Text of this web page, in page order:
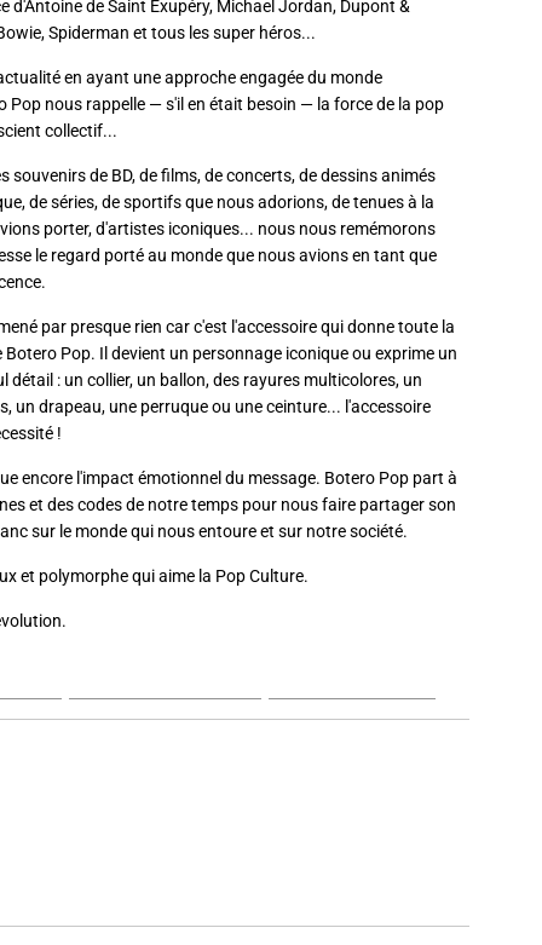
d'Antoine de Saint Exupéry, Michael Jordan, Dupont &
Spiderman et tous les super héros...
en ayant une approche engagée du monde
Pop nous rappelle — s'il en était besoin — la force de la pop
collectif...
souvenirs de BD, de films, de concerts, de dessins animés
de séries, de sportifs que nous adorions, de tenues à la
porter, d'artistes iconiques... nous nous remémorons
le regard porté au monde que nous avions en tant que
par presque rien car c'est l'accessoire qui donne toute la
Pop. Il devient un personnage iconique ou exprime un
détail : un collier, un ballon, des rayures multicolores, un
un drapeau, une perruque ou une ceinture... l'accessoire
!
encore l'impact émotionnel du message. Botero Pop part à
et des codes de notre temps pour nous faire partager son
sur le monde qui nous entoure et sur notre société.
et polymorphe qui aime la Pop Culture.